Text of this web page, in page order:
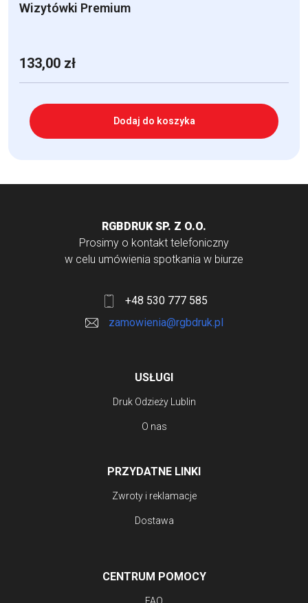
Wizytówki Premium
133,00 zł
Dodaj do koszyka
RGBDRUK SP. Z O.O.
Prosimy o kontakt telefoniczny
w celu umówienia spotkania w biurze
+48 530 777 585
zamowienia@rgbdruk.pl
USŁUGI
Druk Odzieży Lublin
O nas
PRZYDATNE LINKI
Zwroty i reklamacje
Dostawa
CENTRUM POMOCY